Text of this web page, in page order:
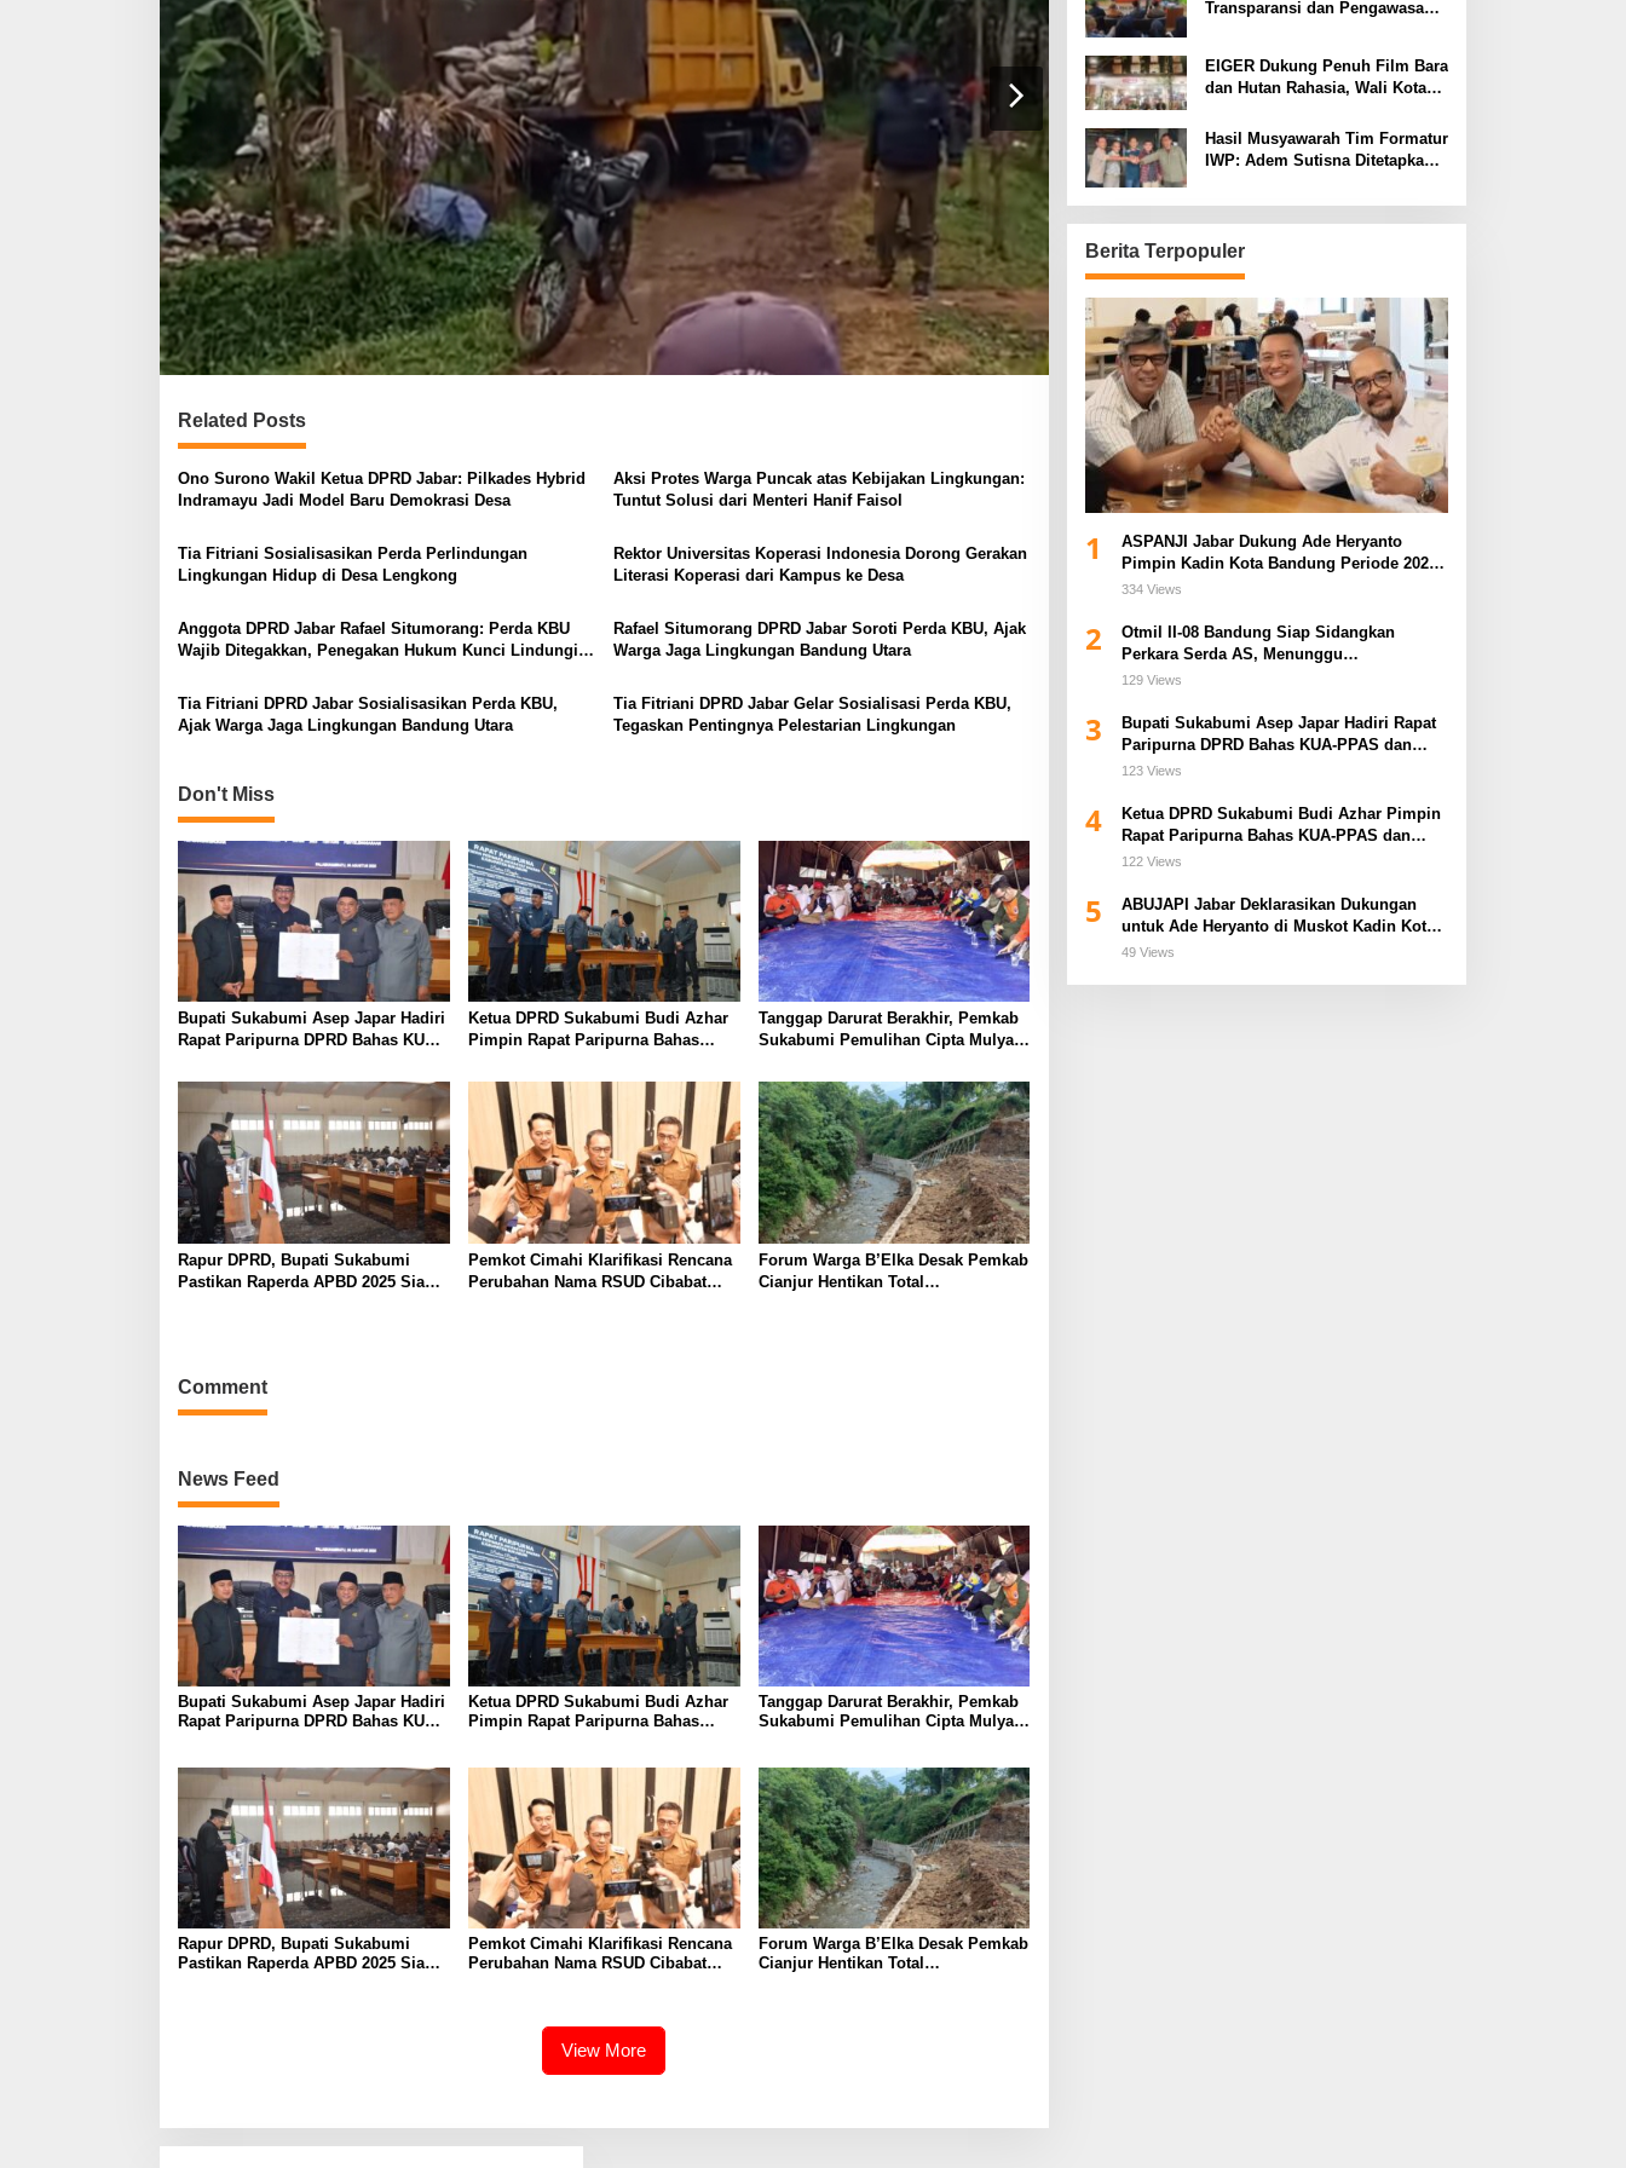
Related Posts
Ono Surono Wakil Ketua DPRD Jabar: Pilkades Hybrid
Indramayu Jadi Model Baru Demokrasi Desa
Aksi Protes Warga Puncak atas Kebijakan Lingkungan:
Tuntut Solusi dari Menteri Hanif Faisol
Tia Fitriani Sosialisasikan Perda Perlindungan
Lingkungan Hidup di Desa Lengkong
Rektor Universitas Koperasi Indonesia Dorong Gerakan
Literasi Koperasi dari Kampus ke Desa
Anggota DPRD Jabar Rafael Situmorang: Perda KBU
Wajib Ditegakkan, Penegakan Hukum Kunci Lindungi
Rafael Situmorang DPRD Jabar Soroti Perda KBU, Ajak
Warga Jaga Lingkungan Bandung Utara
Tia Fitriani DPRD Jabar Sosialisasikan Perda KBU,
Ajak Warga Jaga Lingkungan Bandung Utara
Tia Fitriani DPRD Jabar Gelar Sosialisasi Perda KBU,
Tegaskan Pentingnya Pelestarian Lingkungan
Don't Miss
Bupati Sukabumi Asep Japar Hadiri
Rapat Paripurna DPRD Bahas KUA-
Ketua DPRD Sukabumi Budi Azhar
Pimpin Rapat Paripurna Bahas
Tanggap Darurat Berakhir, Pemkab
Sukabumi Pemulihan Cipta Mulya
Rapur DPRD, Bupati Sukabumi
Pastikan Raperda APBD 2025 Siap
Pemkot Cimahi Klarifikasi Rencana
Perubahan Nama RSUD Cibabat
Forum Warga B’Elka Desak Pemkab
Cianjur Hentikan Total
Comment
News Feed
Bupati Sukabumi Asep Japar Hadiri
Rapat Paripurna DPRD Bahas KUA-
Ketua DPRD Sukabumi Budi Azhar
Pimpin Rapat Paripurna Bahas
Tanggap Darurat Berakhir, Pemkab
Sukabumi Pemulihan Cipta Mulya
Rapur DPRD, Bupati Sukabumi
Pastikan Raperda APBD 2025 Siap
Pemkot Cimahi Klarifikasi Rencana
Perubahan Nama RSUD Cibabat
Forum Warga B’Elka Desak Pemkab
Cianjur Hentikan Total
View More
Transparansi dan Pengawasan
EIGER Dukung Penuh Film Bara
dan Hutan Rahasia, Wali Kota
Hasil Musyawarah Tim Formatur
IWP: Adem Sutisna Ditetapkan
Periode 2026–2028
Berita Terpopuler
1
ASPANJI Jabar Dukung Ade Heryanto
Pimpin Kadin Kota Bandung Periode 2026–
2031
334 Views
2
Otmil II-08 Bandung Siap Sidangkan
Perkara Serda AS, Menunggu
Rekomendasi Korem Sunan Gunung Jati
129 Views
3
Bupati Sukabumi Asep Japar Hadiri Rapat
Paripurna DPRD Bahas KUA-PPAS dan
Raperda Disabilitas
123 Views
4
Ketua DPRD Sukabumi Budi Azhar Pimpin
Rapat Paripurna Bahas KUA-PPAS dan
Raperda Tirta Jaya
122 Views
5
ABUJAPI Jabar Deklarasikan Dukungan
untuk Ade Heryanto di Muskot Kadin Kota
Bandung
49 Views